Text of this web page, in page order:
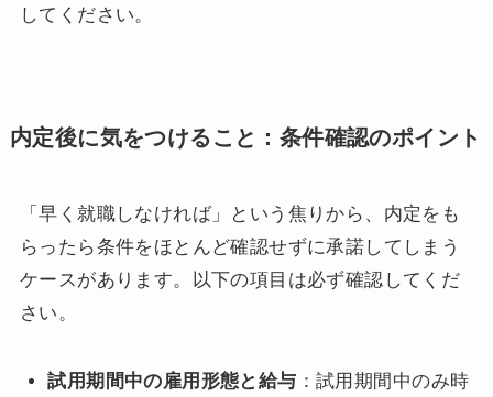
してください。
内定後に気をつけること：条件確認のポイント
「早く就職しなければ」という焦りから、内定をも
らったら条件をほとんど確認せずに承諾してしまう
ケースがあります。以下の項目は必ず確認してくだ
さい。
試用期間中の雇用形態と給与 ：試用期間中のみ時